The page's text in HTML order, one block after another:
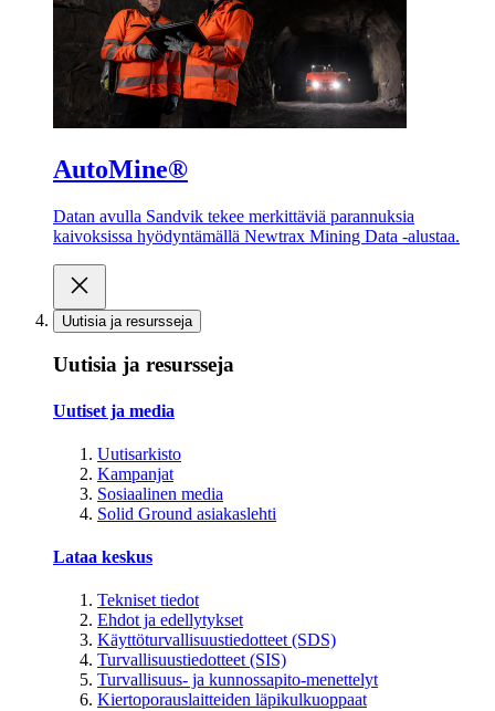
AutoMine®
Datan avulla Sandvik tekee merkittäviä parannuksia
kaivoksissa hyödyntämällä Newtrax Mining Data -alustaa.
Uutisia ja resursseja
Uutisia ja resursseja
Uutiset ja media
Uutisarkisto
Kampanjat
Sosiaalinen media
Solid Ground asiakaslehti
Lataa keskus
Tekniset tiedot
Ehdot ja edellytykset
Käyttöturvallisuustiedotteet (SDS)
Turvallisuustiedotteet (SIS)
Turvallisuus- ja kunnossapito-menettelyt
Kiertoporauslaitteiden läpikulkuoppaat